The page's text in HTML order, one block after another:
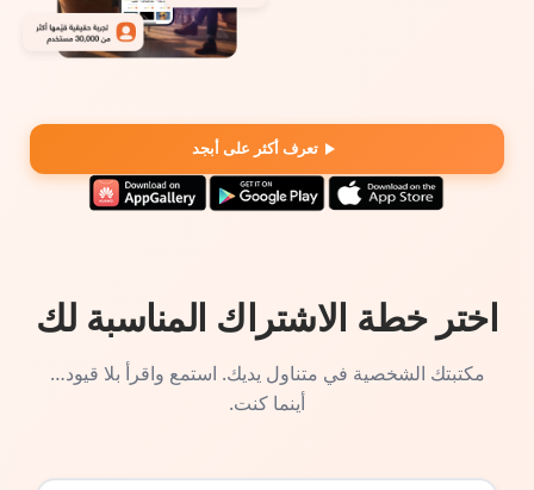
تعرف أكثر على أبجد
اختر خطة الاشتراك المناسبة لك
مكتبتك الشخصية في متناول يديك. استمع واقرأ بلا قيود…
أينما كنت.